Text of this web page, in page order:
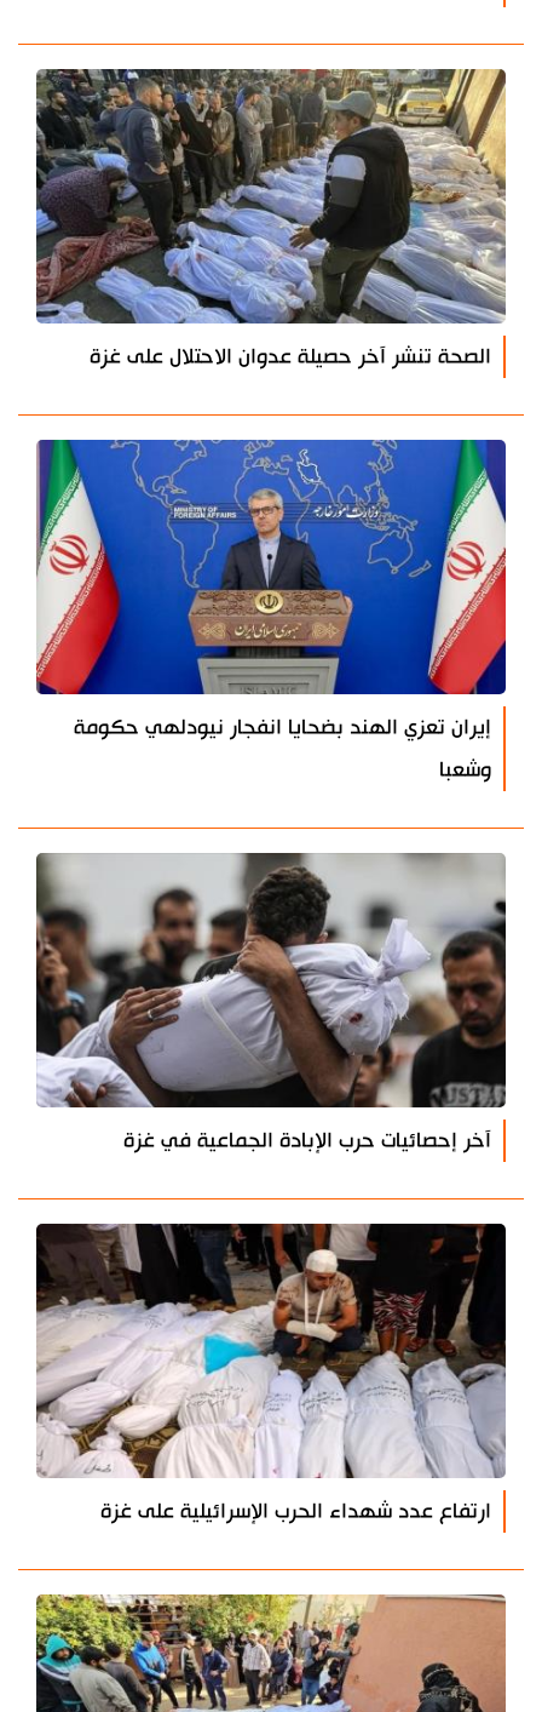
الصحة تنشر آخر حصيلة عدوان الاحتلال على غزة
إيران تعزي الهند بضحايا انفجار نيودلهي حكومة
وشعبا
آخر إحصائيات حرب الإبادة الجماعية في غزة
ارتفاع عدد شهداء الحرب الإسرائيلية على غزة